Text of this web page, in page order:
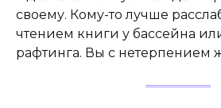
своему. Кому-то лучше
чтением книги у бассейна
рафтинга. Вы с нетерпением